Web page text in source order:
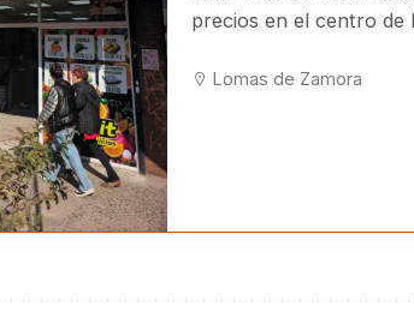
precios en el centro de
Lomas de Zamora